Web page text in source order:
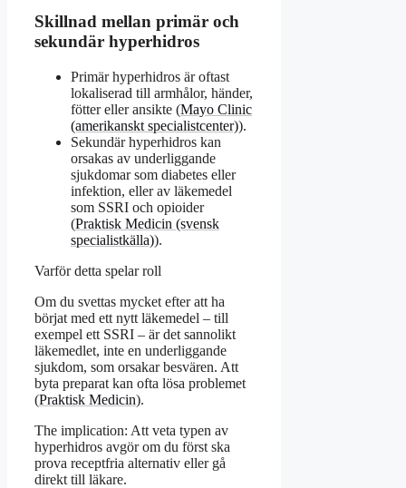
Skillnad mellan primär och
sekundär hyperhidros
Primär hyperhidros är oftast
lokaliserad till armhålor, händer,
fötter eller ansikte (Mayo Clinic
(amerikanskt specialistcenter)).
Sekundär hyperhidros kan
orsakas av underliggande
sjukdomar som diabetes eller
infektion, eller av läkemedel
som SSRI och opioider
(Praktisk Medicin (svensk
specialistkälla)).
Varför detta spelar roll
Om du svettas mycket efter att ha
börjat med ett nytt läkemedel – till
exempel ett SSRI – är det sannolikt
läkemedlet, inte en underliggande
sjukdom, som orsakar besvären. Att
byta preparat kan ofta lösa problemet
(Praktisk Medicin).
The implication: Att veta typen av
hyperhidros avgör om du först ska
prova receptfria alternativ eller gå
direkt till läkare.